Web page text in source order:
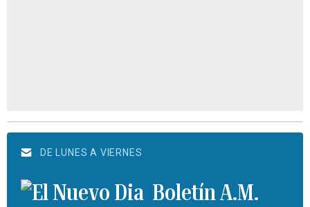
DE LUNES A VIERNES
Boletín A.M.